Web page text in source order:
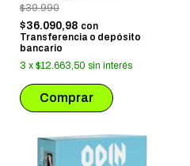
$39.990
$36.090,98 con
Transferencia o depósito
bancario
3 x $12.663,50 sin interés